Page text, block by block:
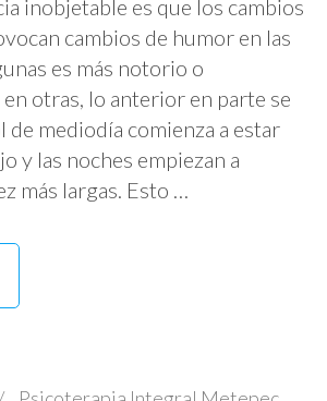
inobjetable es que los cambios
cambios de humor en las
es más notorio o
otras, lo anterior en parte se
de mediodía comienza a estar
y las noches empiezan a
más largas. Esto …